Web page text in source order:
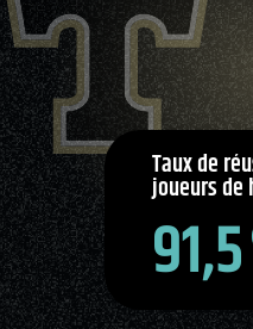
Flag
Football
Taux de
joueurs de